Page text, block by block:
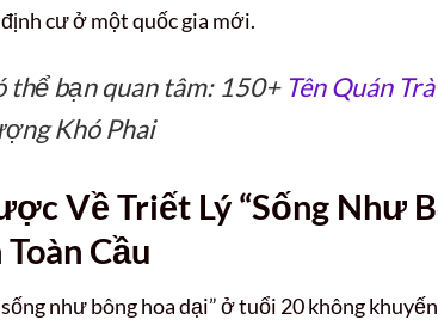
cư ở một quốc gia mới.
thể bạn quan tâm: 150+ Tên Quán
Khó Phai
Về Triết Lý “Sống Như
Cầu
như bông hoa dại” ở tuổi 20 không